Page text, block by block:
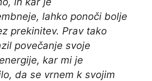
lahko ponoči bolje
prekinitev. Prav tako
povečanje svoje
kar mi je
da se vrnem k svojim